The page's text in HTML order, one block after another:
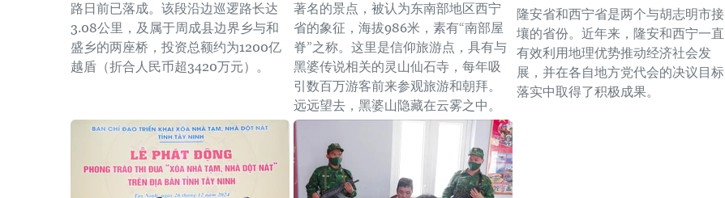
路日前已落成。该段沿边巡逻路长达
3.08公里，及属于周成县边界乡与和
盛乡的两座桥，投资总额约为1200亿
越盾（折合人民币超3420万元）。
著名的景点，被认为东南部地区西宁
省的象征，海拔986米，素有“南部屋
脊”之称。这里是信仰旅游点，具有与
黑婆传说相关的灵山仙石寺，每年吸
引数百万游客前来参观旅游和朝拜。
远远望去，黑婆山隐藏在云雾之中。
隆安省和西宁省是两个与胡志明市接
壤的省份。近年来，隆安和西宁一直
有效利用地理优势推动经济社会发
展，并在各自地方党代会的决议目标
落实中取得了积极成果。